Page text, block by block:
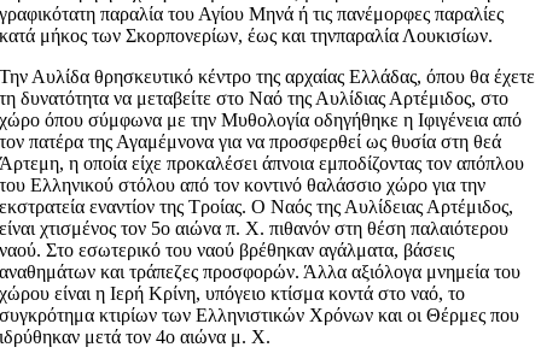
γραφικότατη παραλία του Αγίου Μηνά ή τις πανέμορφες παραλίες
κατά μήκος των Σκορπονερίων, έως και τηνπαραλία Λουκισίων.
Την Αυλίδα θρησκευτικό κέντρο της αρχαίας Ελλάδας, όπου θα έχετε
τη δυνατότητα να μεταβείτε στο Ναό της Αυλίδιας Αρτέμιδος, στο
χώρο όπου σύμφωνα με την Μυθολογία οδηγήθηκε η Ιφιγένεια από
τον πατέρα της Αγαμέμνονα για να προσφερθεί ως θυσία στη θεά
Άρτεμη, η οποία είχε προκαλέσει άπνοια εμποδίζοντας τον απόπλου
του Ελληνικού στόλου από τον κοντινό θαλάσσιο χώρο για την
εκστρατεία εναντίον της Τροίας. Ο Ναός της Αυλίδειας Αρτέμιδος,
είναι χτισμένος τον 5ο αιώνα π. Χ. πιθανόν στη θέση παλαιότερου
ναού. Στο εσωτερικό του ναού βρέθηκαν αγάλματα, βάσεις
αναθημάτων και τράπεζες προσφορών. Άλλα αξιόλογα μνημεία του
χώρου είναι η Ιερή Κρίνη, υπόγειο κτίσμα κοντά στο ναό, το
συγκρότημα κτιρίων των Ελληνιστικών Χρόνων και οι Θέρμες που
ιδρύθηκαν μετά τον 4ο αιώνα μ. Χ.